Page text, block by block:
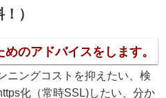
）
のアドバイスをします。
ニングコストを抑えたい、検
化（常時SSL)したい、分か